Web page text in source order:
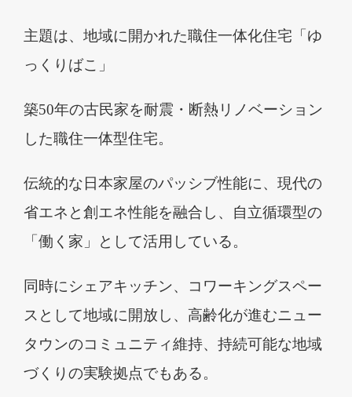
主題は、地域に開かれた職住一体化住宅「ゆ
っくりばこ」
築50年の古民家を耐震・断熱リノベーション
した職住一体型住宅。
伝統的な日本家屋のパッシブ性能に、現代の
省エネと創エネ性能を融合し、自立循環型の
「働く家」として活用している。
同時にシェアキッチン、コワーキングスペー
スとして地域に開放し、高齢化が進むニュー
タウンのコミュニティ維持、持続可能な地域
づくりの実験拠点でもある。